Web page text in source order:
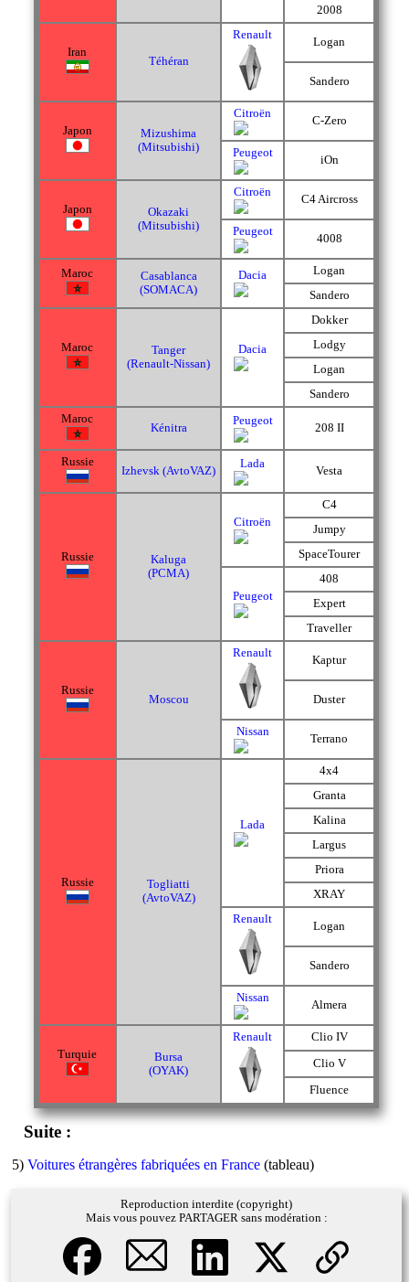
2008
Iran
Téhéran
Renault
Logan
Sandero
Japon
Mizushima
(Mitsubishi)
Citroën
C-Zero
Peugeot
iOn
Japon
Okazaki
(Mitsubishi)
Citroën
C4 Aircross
Peugeot
4008
Maroc
Casablanca
(SOMACA)
Dacia
Logan
Sandero
Maroc
Tanger
(Renault-Nissan)
Dacia
Dokker
Lodgy
Logan
Sandero
Maroc
Kénitra
Peugeot
208 II
Russie
Izhevsk (AvtoVAZ)
Lada
Vesta
Russie
Kaluga
(PCMA)
Citroën
C4
Jumpy
SpaceTourer
Peugeot
408
Expert
Traveller
Russie
Moscou
Renault
Kaptur
Duster
Nissan
Terrano
Russie
Togliatti
(AvtoVAZ)
Lada
4x4
Granta
Kalina
Largus
Priora
XRAY
Renault
Logan
Sandero
Nissan
Almera
Turquie
Bursa
(OYAK)
Renault Clio IV
Clio V
Fluence
Suite :
5) Voitures étrangères fabriquées en France (tableau)
Reproduction interdite (copyright)
Mais vous pouvez PARTAGER sans modération :